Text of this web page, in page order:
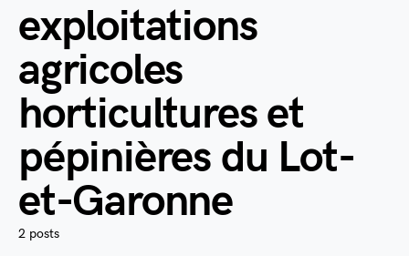
exploitations
agricoles
horticultures et
pépinières du Lot-
et-Garonne
2 posts